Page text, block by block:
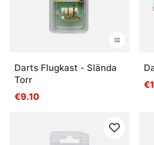
Darts Flugkast - Slända
Torr
€9.10